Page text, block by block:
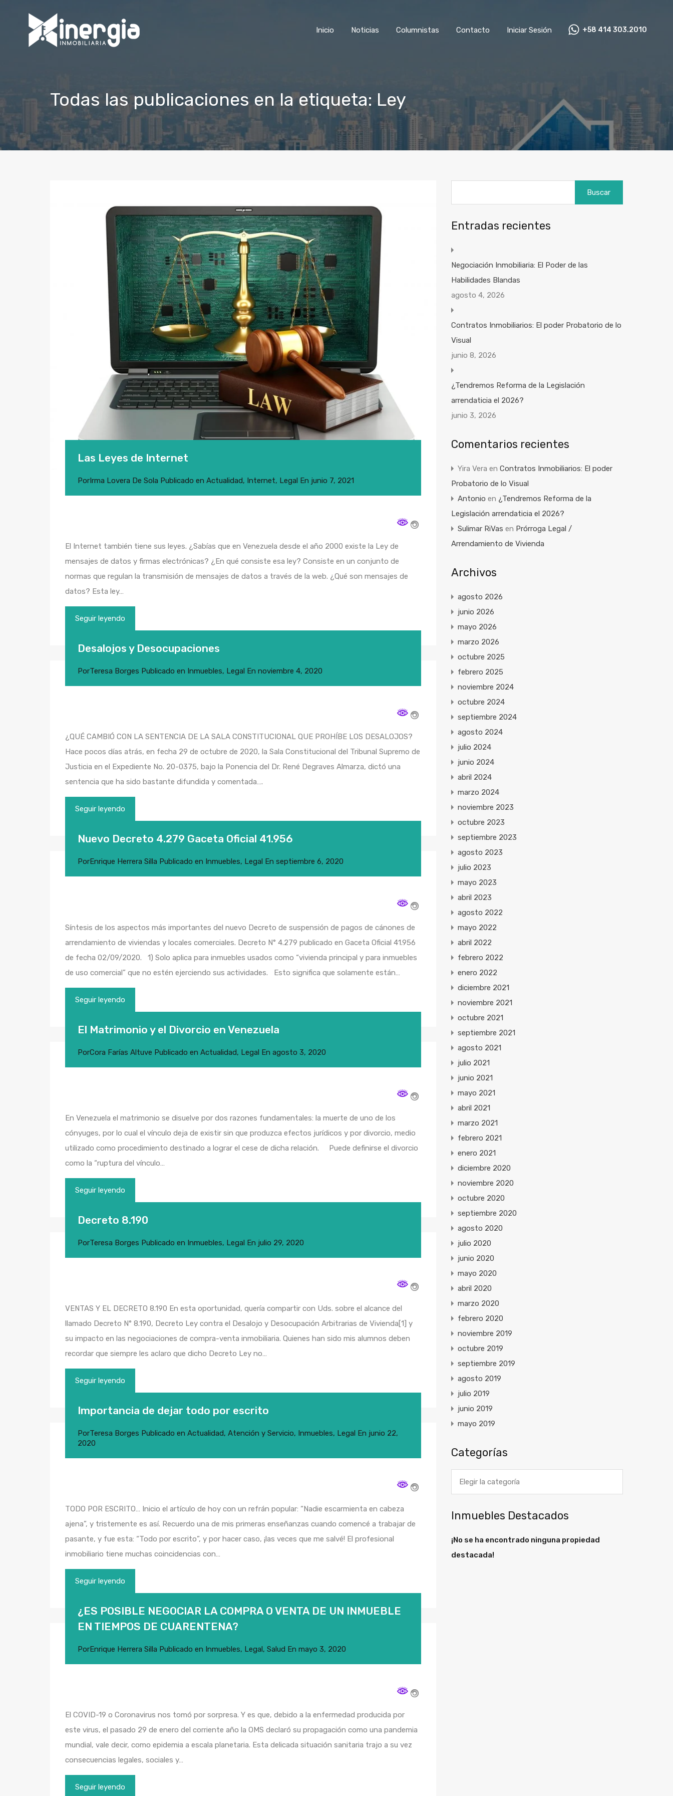
Inicio Noticias Columnistas Contacto Iniciar Sesión +58 414 303.2010
Todas las publicaciones en la etiqueta: Ley
Las Leyes de Internet
PorIrma Lovera De Sola Publicado en Actualidad, Internet, Legal En junio 7, 2021
El Internet también tiene sus leyes. ¿Sabías que en Venezuela desde el año 2000 existe la Ley de
mensajes de datos y firmas electrónicas? ¿En qué consiste esa ley? Consiste en un conjunto de
normas que regulan la transmisión de mensajes de datos a través de la web. ¿Qué son mensajes de
datos? Esta ley…
Seguir leyendo
Desalojos y Desocupaciones
PorTeresa Borges Publicado en Inmuebles, Legal En noviembre 4, 2020
¿QUÉ CAMBIÓ CON LA SENTENCIA DE LA SALA CONSTITUCIONAL QUE PROHÍBE LOS DESALOJOS?
Hace pocos días atrás, en fecha 29 de octubre de 2020, la Sala Constitucional del Tribunal Supremo de
Justicia en el Expediente No. 20-0375, bajo la Ponencia del Dr. René Degraves Almarza, dictó una
sentencia que ha sido bastante difundida y comentada….
Seguir leyendo
Nuevo Decreto 4.279 Gaceta Oficial 41.956
PorEnrique Herrera Silla Publicado en Inmuebles, Legal En septiembre 6, 2020
Síntesis de los aspectos más importantes del nuevo Decreto de suspensión de pagos de cánones de
arrendamiento de viviendas y locales comerciales. Decreto N° 4.279 publicado en Gaceta Oficial 41.956
de fecha 02/09/2020. 1) Solo aplica para inmuebles usados como “vivienda principal y para inmuebles
de uso comercial” que no estén ejerciendo sus actividades. Esto significa que solamente están…
Seguir leyendo
El Matrimonio y el Divorcio en Venezuela
PorCora Farías Altuve Publicado en Actualidad, Legal En agosto 3, 2020
En Venezuela el matrimonio se disuelve por dos razones fundamentales: la muerte de uno de los
cónyuges, por lo cual el vínculo deja de existir sin que produzca efectos jurídicos y por divorcio, medio
utilizado como procedimiento destinado a lograr el cese de dicha relación. Puede definirse el divorcio
como la “ruptura del vínculo…
Seguir leyendo
Decreto 8.190
PorTeresa Borges Publicado en Inmuebles, Legal En julio 29, 2020
VENTAS Y EL DECRETO 8.190 En esta oportunidad, quería compartir con Uds. sobre el alcance del
llamado Decreto N° 8.190, Decreto Ley contra el Desalojo y Desocupación Arbitrarias de Vivienda[1] y
su impacto en las negociaciones de compra-venta inmobiliaria. Quienes han sido mis alumnos deben
recordar que siempre les aclaro que dicho Decreto Ley no…
Seguir leyendo
Importancia de dejar todo por escrito
PorTeresa Borges Publicado en Actualidad, Atención y Servicio, Inmuebles, Legal En junio 22,
2020
TODO POR ESCRITO… Inicio el artículo de hoy con un refrán popular: “Nadie escarmienta en cabeza
ajena”, y tristemente es así. Recuerdo una de mis primeras enseñanzas cuando comencé a trabajar de
pasante, y fue esta: “Todo por escrito”, y por hacer caso, ¡las veces que me salvé! El profesional
inmobiliario tiene muchas coincidencias con…
Seguir leyendo
¿ES POSIBLE NEGOCIAR LA COMPRA O VENTA DE UN INMUEBLE
EN TIEMPOS DE CUARENTENA?
PorEnrique Herrera Silla Publicado en Inmuebles, Legal, Salud En mayo 3, 2020
El COVID-19 o Coronavirus nos tomó por sorpresa. Y es que, debido a la enfermedad producida por
este virus, el pasado 29 de enero del corriente año la OMS declaró su propagación como una pandemia
mundial, vale decir, como epidemia a escala planetaria. Esta delicada situación sanitaria trajo a su vez
consecuencias legales, sociales y…
Seguir leyendo
Entradas recientes
Negociación Inmobiliaria: El Poder de las
Habilidades Blandas
agosto 4, 2026
Contratos Inmobiliarios: El poder Probatorio de lo
Visual
junio 8, 2026
¿Tendremos Reforma de la Legislación
arrendaticia el 2026?
junio 3, 2026
Comentarios recientes
Yira Vera en Contratos Inmobiliarios: El poder
Probatorio de lo Visual
Antonio en ¿Tendremos Reforma de la
Legislación arrendaticia el 2026?
Sulimar RiVas en Prórroga Legal /
Arrendamiento de Vivienda
Archivos
agosto 2026
junio 2026
mayo 2026
marzo 2026
octubre 2025
febrero 2025
noviembre 2024
octubre 2024
septiembre 2024
agosto 2024
julio 2024
junio 2024
abril 2024
marzo 2024
noviembre 2023
octubre 2023
septiembre 2023
agosto 2023
julio 2023
mayo 2023
abril 2023
agosto 2022
mayo 2022
abril 2022
febrero 2022
enero 2022
diciembre 2021
noviembre 2021
octubre 2021
septiembre 2021
agosto 2021
julio 2021
junio 2021
mayo 2021
abril 2021
marzo 2021
febrero 2021
enero 2021
diciembre 2020
noviembre 2020
octubre 2020
septiembre 2020
agosto 2020
julio 2020
junio 2020
mayo 2020
abril 2020
marzo 2020
febrero 2020
noviembre 2019
octubre 2019
septiembre 2019
agosto 2019
julio 2019
junio 2019
mayo 2019
Categorías
Inmuebles Destacados
¡No se ha encontrado ninguna propiedad
destacada!